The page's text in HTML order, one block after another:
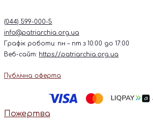
(044) 599-000-5
info@patriarchia.org.ua
Графік роботи: пн – пт з 10:00 до 17:00
Веб-сайт: https://patriarchia.org.ua
Публічна оферта
Пожертва